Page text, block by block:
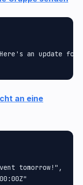
an update for
an eine
tomorrow!",